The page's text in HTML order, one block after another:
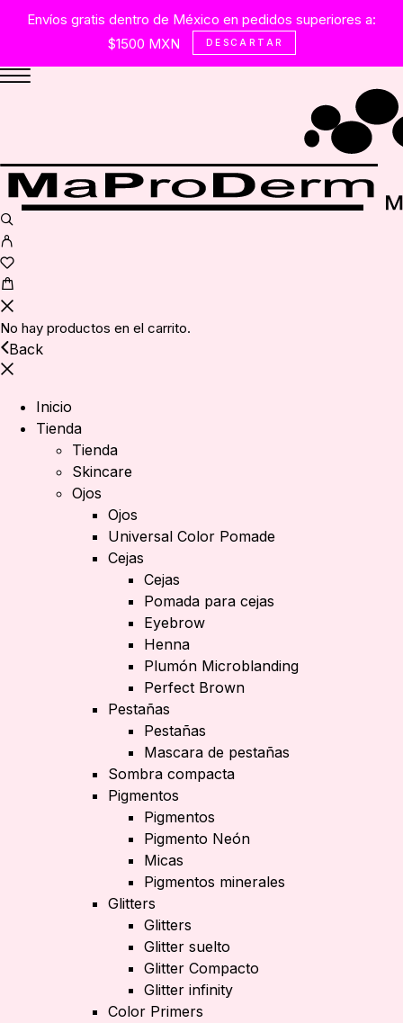
Envíos gratis dentro de México en pedidos superiores a:
$1500 MXN
DESCARTAR
No hay productos en el carrito.
Back
Inicio
Tienda
Tienda
Skincare
Ojos
Ojos
Universal Color Pomade
Cejas
Cejas
Pomada para cejas
Eyebrow
Henna
Plumón Microblanding
Perfect Brown
Pestañas
Pestañas
Mascara de pestañas
Sombra compacta
Pigmentos
Pigmentos
Pigmento Neón
Micas
Pigmentos minerales
Glitters
Glitters
Glitter suelto
Glitter Compacto
Glitter infinity
Color Primers